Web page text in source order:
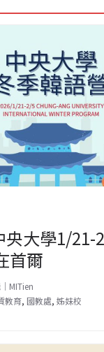
央大學1/21-
首爾
MITien
教育, 國教處, 姊妹校